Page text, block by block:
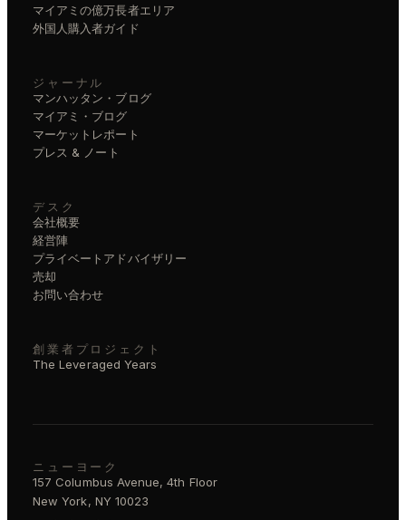
マイアミの億万長者エリア
外国人購入者ガイド
ジャーナル
マンハッタン・ブログ
マイアミ・ブログ
マーケットレポート
プレス & ノート
デスク
会社概要
経営陣
プライベートアドバイザリー
売却
お問い合わせ
創業者プロジェクト
The Leveraged Years
ニューヨーク
157 Columbus Avenue, 4th Floor
New York, NY 10023